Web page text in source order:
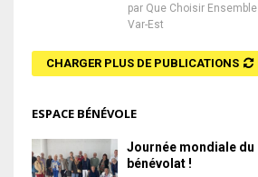
par Que Choisir Ensemble
Var-Est
CHARGER PLUS DE PUBLICATIONS
ESPACE BÉNÉVOLE
Journée mondiale du
bénévolat !